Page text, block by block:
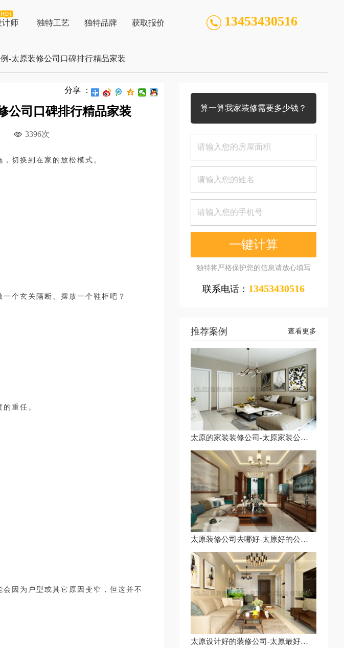
计师 独特工艺 独特品牌
公司招聘
客户锦旗
获取报价 13453430516
-太原装修公司口碑排行精品家装
公司口碑排行精品家装
3396次
分享 ：
切换到在家的放松模式。
个玄关隔断、摆放一个鞋柜吧？
重任。
因为户型或其它原因变窄，但这并不
算一算我家装修需要多少钱？
一键计算
独特将严格保护您的信息请放心填写
联系电话： 13453430516
推荐案例 查看更多
太原的家装装修公司-太原家装公司装修-太原市装修公司电话多少钱
太原装修公司去哪好-太原好的公司装修公司-太原名气较好的装修公司
太原设计好的装修公司-太原最好的装修设计公司-太原装修效果图公司